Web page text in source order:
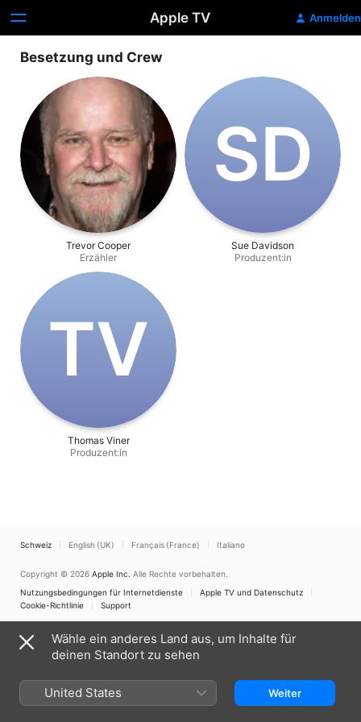
Apple TV Anmelden
Besetzung und Crew
Trevor Cooper
Erzähler
S‌D
Sue Davidson
Produzent:in
T‌V
Thomas Viner
Produzent:in
Schweiz English (UK) Français (France) Italiano
Copyright © 2026 Apple Inc. Alle Rechte vorbehalten.
Nutzungsbedingungen für Internetdienste
Apple TV und Datenschutz
Cookie-Richtlinie
Support
Wähle ein anderes Land aus, um Inhalte für
deinen Standort zu sehen
United States Weiter